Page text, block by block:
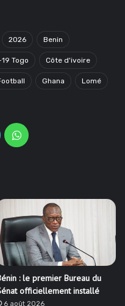
2026 Benin
Togo Côte d'ivoire
Ghana Lomé
WhatsApp
: le premier Bureau du
officiellement installé
6 août 2026